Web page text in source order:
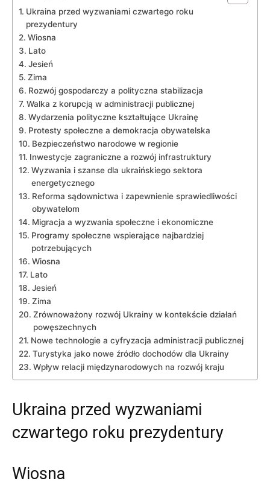
Ukraina przed wyzwaniami czwartego roku
prezydentury
Wiosna
Lato
Jesień
Zima
Rozwój gospodarczy a polityczna stabilizacja
Walka z korupcją ⁣w administracji publicznej
Wydarzenia polityczne kształtujące Ukrainę
Protesty⁤ społeczne a demokracja ⁤obywatelska
Bezpieczeństwo narodowe ‍w ​regionie
Inwestycje zagraniczne a ​rozwój infrastruktury
Wyzwania i szanse dla‌ ukraińskiego sektora
energetycznego
Reforma sądownictwa i zapewnienie sprawiedliwości
obywatelom
Migracja a wyzwania społeczne ‍i ekonomiczne
Programy społeczne wspierające‍ najbardziej⁤
potrzebujących
Wiosna
Lato
Jesień
Zima
Zrównoważony rozwój Ukrainy w kontekście działań
powęszechnych
Nowe ‍technologie a‍ cyfryzacja administracji⁢ publicznej
Turystyka jako nowe‍ źródło dochodów dla Ukrainy
Wpływ relacji międzynarodowych na rozwój kraju
Ukraina przed wyzwaniami
czwartego roku prezydentury
Wiosna